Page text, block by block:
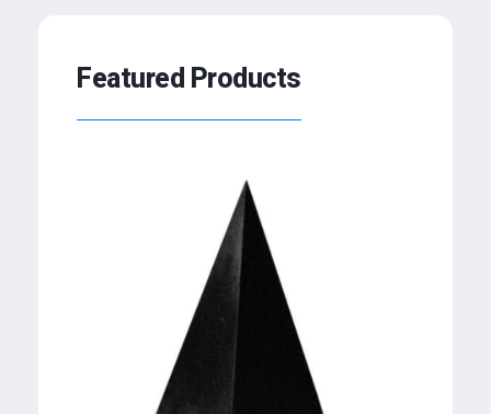
Featured Products